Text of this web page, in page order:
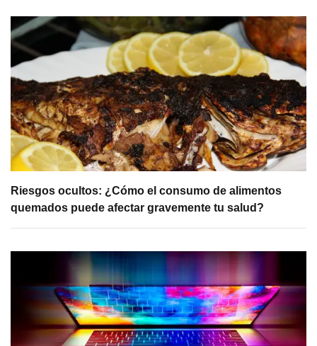
Riesgos ocultos: ¿Cómo el consumo de alimentos
quemados puede afectar gravemente tu salud?